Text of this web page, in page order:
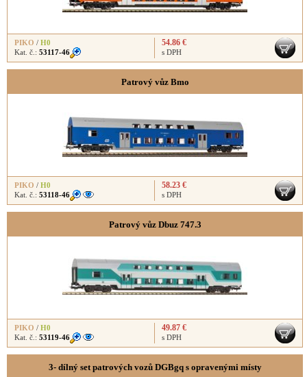
PIKO / H0
Kat. č.: 53117-46
54.86 €
s DPH
Patrový vůz Bmo
PIKO / H0
Kat. č.: 53118-46
58.23 €
s DPH
Patrový vůz Dbuz 747.3
PIKO / H0
Kat. č.: 53119-46
49.87 €
s DPH
3- dílný set patrových vozů DGBgq s opravenými místy